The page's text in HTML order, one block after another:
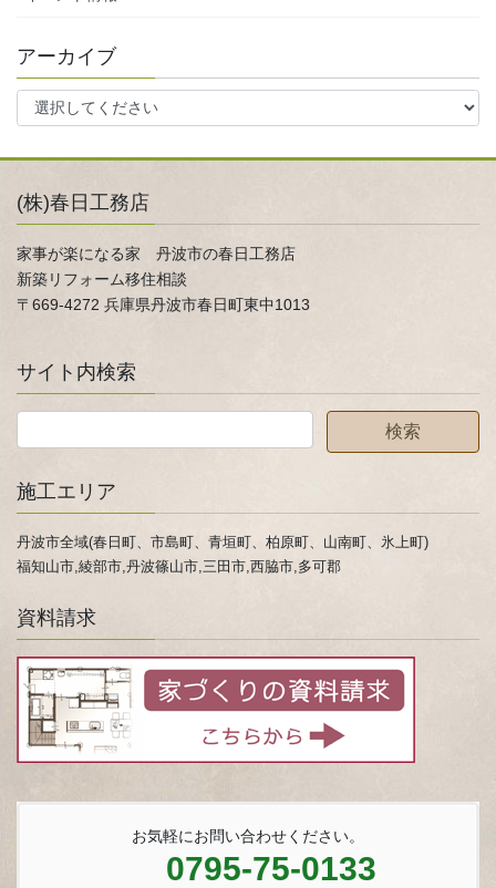
アーカイブ
(株)春日工務店
家事が楽になる家 丹波市の春日工務店
新築リフォーム移住相談
〒669-4272 兵庫県丹波市春日町東中1013
サイト内検索
施工エリア
丹波市全域(春日町、市島町、青垣町、柏原町、山南町、氷上町)
福知山市,綾部市,丹波篠山市,三田市,西脇市,多可郡
資料請求
お気軽にお問い合わせください。
0795-75-0133